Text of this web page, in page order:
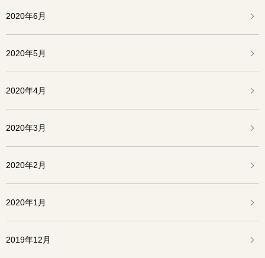
2020年6月
2020年5月
2020年4月
2020年3月
2020年2月
2020年1月
2019年12月